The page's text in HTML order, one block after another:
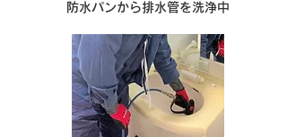
防水パンから排水管を洗浄中